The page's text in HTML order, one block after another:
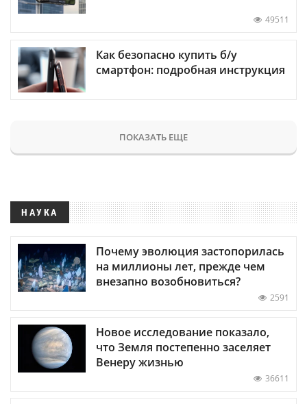
49511
Как безопасно купить б/у
смартфон: подробная инструкция
ПОКАЗАТЬ ЕЩЕ
НАУКА
Почему эволюция застопорилась
на миллионы лет, прежде чем
внезапно возобновиться?
2591
Новое исследование показало,
что Земля постепенно заселяет
Венеру жизнью
36611